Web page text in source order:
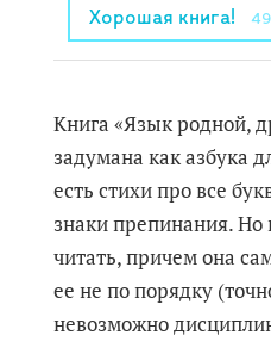
Хорошая книга! 49
Книга «Язык родной,
задумана как азбука
есть стихи про все
знаки препинания. Но
читать, причем она
ее не по порядку
невозможно